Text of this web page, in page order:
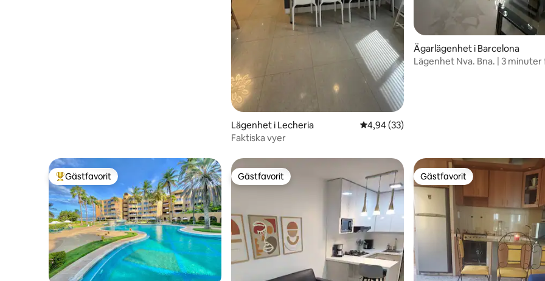
Lägenhet i Lecheria 4,94 av 5 i genomsnittligt betyg, 33
4,94 (33)
Faktiska vyer
Ägarlägenhet i Barcelona
Lägenhet Nva. Bna. | 3 minuter
Populär gästfavorit
Gästfavorit Gästfavorit
Gästfavorit Gästfavorit
Gästfavorit